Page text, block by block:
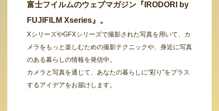
富士フイルムのウェブマガジン『IRODORI by
FUJIFILM Xseries』。
XシリーズやGFXシリーズで撮影された写真を用いて、カ
メラをもっと楽しむための撮影テクニックや、身近に写真
のある暮らしの情報を発信中。
カメラと写真を通じて、あなたの暮らしに“彩り”をプラス
するアイデアをお届けします。